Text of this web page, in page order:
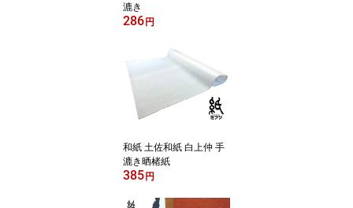
漉き
286 円
和紙 土佐和紙 白上仲 手
漉き晒楮紙
385 円